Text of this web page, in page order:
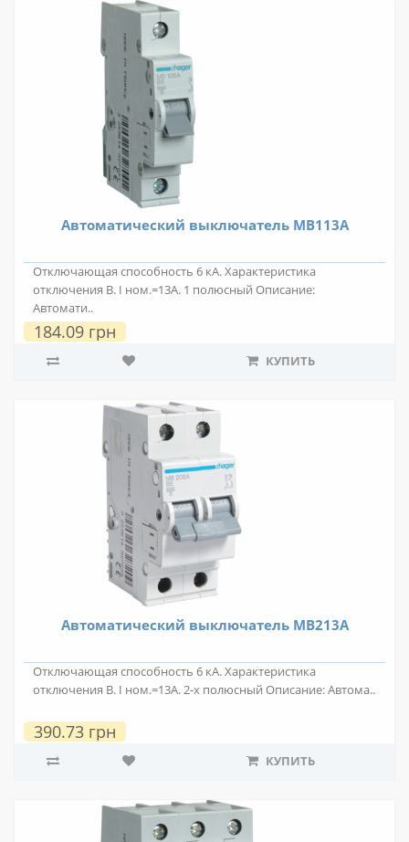
Автоматический выключатель MB113A
Отключающая способность 6 кА. Характеристика
отключения В. I ном.=13А. 1 полюсный Описание:
Автомати..
184.09 грн
КУПИТЬ
Автоматический выключатель MB213A
Отключающая способность 6 кА. Характеристика
отключения B. I ном.=13А. 2-х полюсный Описание: Автома..
390.73 грн
КУПИТЬ